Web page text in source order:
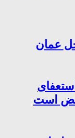
عمان
است